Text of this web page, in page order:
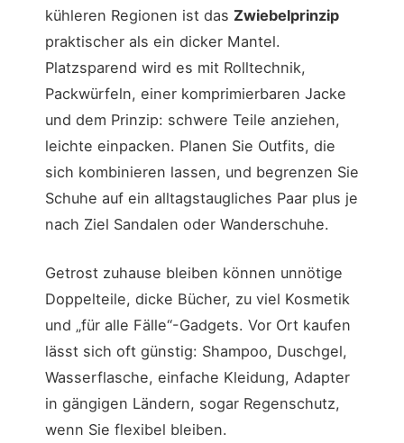
kühleren Regionen ist das Zwiebelprinzip
praktischer als ein dicker Mantel.
Platzsparend wird es mit Rolltechnik,
Packwürfeln, einer komprimierbaren Jacke
und dem Prinzip: schwere Teile anziehen,
leichte einpacken. Planen Sie Outfits, die
sich kombinieren lassen, und begrenzen Sie
Schuhe auf ein alltagstaugliches Paar plus je
nach Ziel Sandalen oder Wanderschuhe.
Getrost zuhause bleiben können unnötige
Doppelteile, dicke Bücher, zu viel Kosmetik
und „für alle Fälle“-Gadgets. Vor Ort kaufen
lässt sich oft günstig: Shampoo, Duschgel,
Wasserflasche, einfache Kleidung, Adapter
in gängigen Ländern, sogar Regenschutz,
wenn Sie flexibel bleiben.